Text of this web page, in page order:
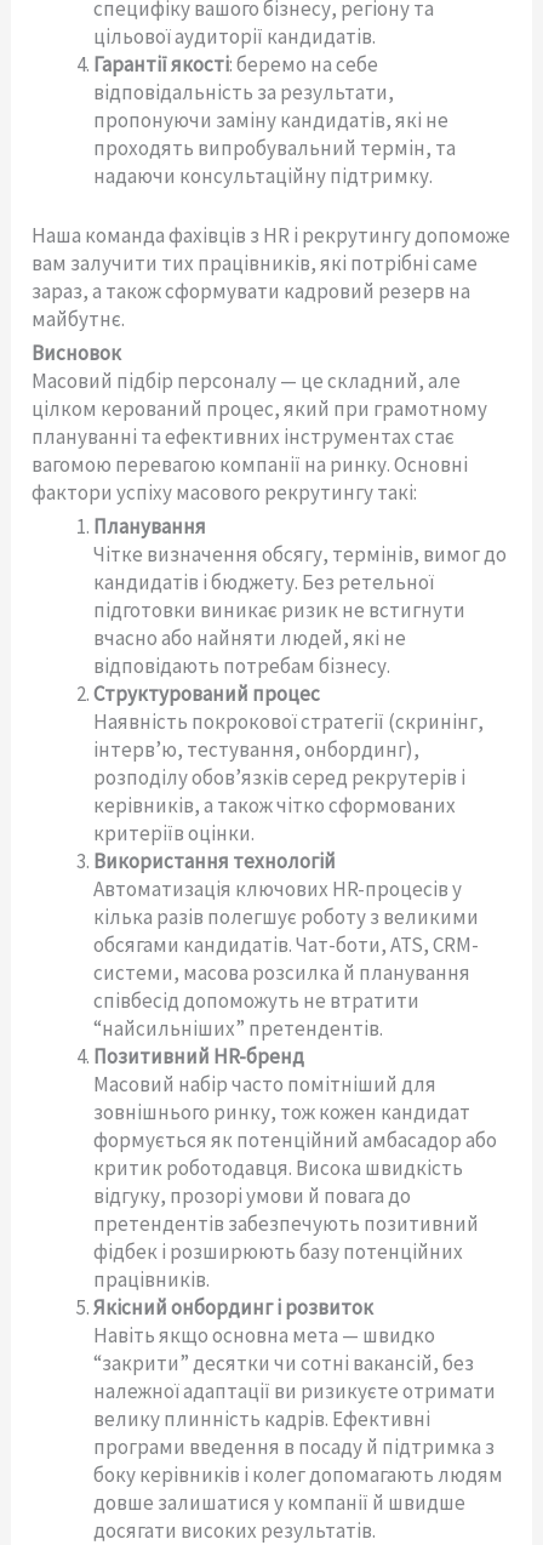
специфіку вашого бізнесу, регіону та
цільової аудиторії кандидатів.
Гарантії якості: беремо на себе
відповідальність за результати,
пропонуючи заміну кандидатів, які не
проходять випробувальний термін, та
надаючи консультаційну підтримку.
Наша команда фахівців з HR і рекрутингу допоможе
вам залучити тих працівників, які потрібні саме
зараз, а також сформувати кадровий резерв на
майбутнє.
Висновок
Масовий підбір персоналу — це складний, але
цілком керований процес, який при грамотному
плануванні та ефективних інструментах стає
вагомою перевагою компанії на ринку. Основні
фактори успіху масового рекрутингу такі:
Планування
Чітке визначення обсягу, термінів, вимог до
кандидатів і бюджету. Без ретельної
підготовки виникає ризик не встигнути
вчасно або найняти людей, які не
відповідають потребам бізнесу.
Структурований процес
Наявність покрокової стратегії (скринінг,
інтерв’ю, тестування, онбординг),
розподілу обов’язків серед рекрутерів і
керівників, а також чітко сформованих
критеріїв оцінки.
Використання технологій
Автоматизація ключових HR-процесів у
кілька разів полегшує роботу з великими
обсягами кандидатів. Чат-боти, ATS, CRM-
системи, масова розсилка й планування
співбесід допоможуть не втратити
“найсильніших” претендентів.
Позитивний HR-бренд
Масовий набір часто помітніший для
зовнішнього ринку, тож кожен кандидат
формується як потенційний амбасадор або
критик роботодавця. Висока швидкість
відгуку, прозорі умови й повага до
претендентів забезпечують позитивний
фідбек і розширюють базу потенційних
працівників.
Якісний онбординг і розвиток
Навіть якщо основна мета — швидко
“закрити” десятки чи сотні вакансій, без
належної адаптації ви ризикуєте отримати
велику плинність кадрів. Ефективні
програми введення в посаду й підтримка з
боку керівників і колег допомагають людям
довше залишатися у компанії й швидше
досягати високих результатів.